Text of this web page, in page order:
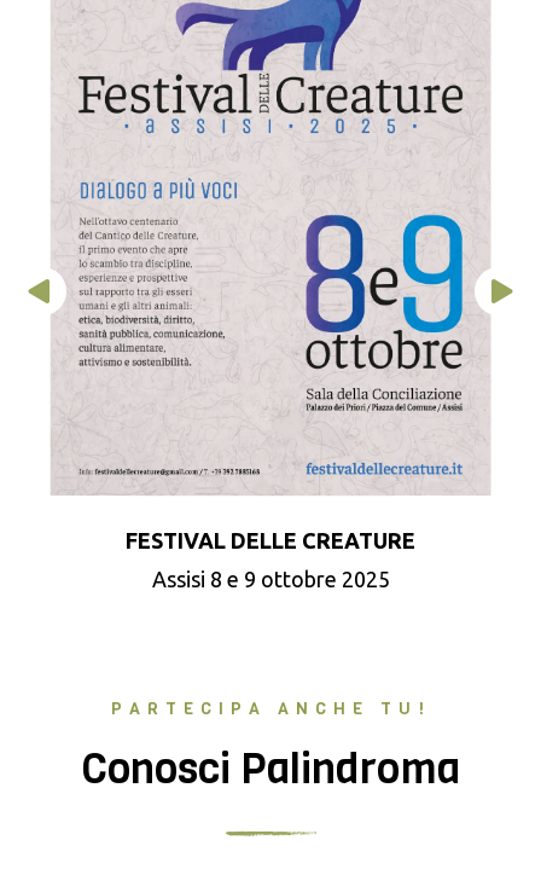
FESTIVAL DELLE CREATURE
Assisi 8 e 9 ottobre 2025
PARTECIPA ANCHE TU!
Conosci Palindroma